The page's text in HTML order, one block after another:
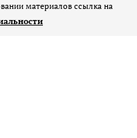
материалов ссылка на